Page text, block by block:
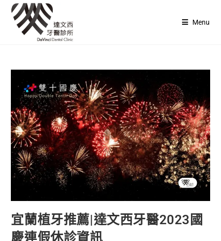
Menu
宜蘭植牙推薦|達文西牙醫2023國
慶連假休診資訊